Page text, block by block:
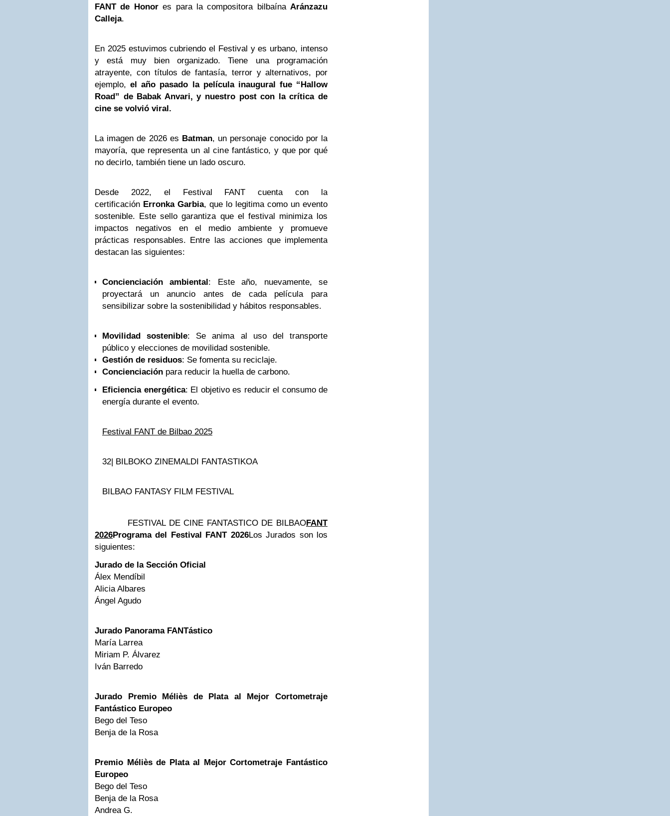
FANT de Honores para la compositora bilbaína Aránzazu
Calleja.
En 2025 estuvimos cubriendo el Festival y es urbano, intenso
y está muy bien organizado. Tiene una programación
atrayente, con títulos de fantasía, terror y alternativos, por
ejemplo,el año pasado la película inaugural fue “Hallow
Road” de Babak Anvari, y nuestro post con la crítica de
cine se volvió viral.
La imagen de 2026 es Batman, un personaje conocido por la
mayoría, que representa un al cine fantástico, y que por qué
no decirlo, también tiene un lado oscuro.
Desde 2022, el Festival FANT cuenta con la
certificación Erronka Garbia, que lo legitima como un evento
sostenible. Este sello garantiza que el festival minimiza los
impactos negativos en el medio ambiente y promueve
prácticas responsables. Entre las acciones que implementa
destacan las siguientes:
Concienciación ambiental: Este año, nuevamente, se
proyectará un anuncio antes de cada película para
sensibilizar sobre la sostenibilidad y hábitos responsables.
Movilidad sostenible: Se anima al uso del transporte
público y elecciones de movilidad sostenible.
Gestión de residuos: Se fomenta su reciclaje.
Concienciación para reducir la huella de carbono.
Eficiencia energética: El objetivo es reducir el consumo de
energía durante el evento.
Festival FANT de Bilbao 2025
32| BILBOKO ZINEMALDI FANTASTIKOA
BILBAO FANTASY FILM FESTIVAL
FESTIVAL DE CINE FANTASTICO DE BILBAOFANT
2026Programa del Festival FANT 2026Los Jurados son los
siguientes:
Jurado de la Sección Oficial
Álex Mendíbil
Alicia Albares
Ángel Agudo
Jurado Panorama FANTástico
María Larrea
Miriam P. Álvarez
Iván Barredo
Jurado Premio Méliès de Plata al Mejor Cortometraje
Fantástico Europeo
Bego del Teso
Benja de la Rosa
Premio Méliès de Plata al Mejor Cortometraje Fantástico
Europeo
Bego del Teso
Benja de la Rosa
Andrea G.